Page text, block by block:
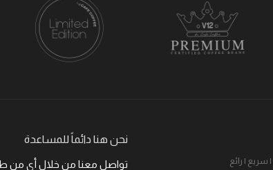
نحن هنا دائماً للمساعدة
تواصل معنا من خلال أي من